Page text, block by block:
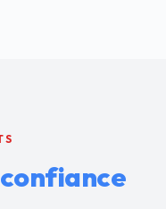
confiance